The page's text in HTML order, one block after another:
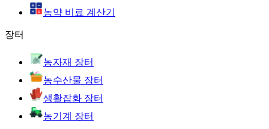
농약 비료 계산기
장터
농자재 장터
농수산물 장터
생활잡화 장터
농기계 장터